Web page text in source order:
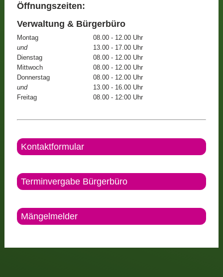
Öffnungszeiten:
Verwaltung & Bürgerbüro
Montag
08.00 - 12.00 Uhr
und
13.00 - 17.00 Uhr
Dienstag
08.00 - 12.00 Uhr
Mittwoch
08.00 - 12.00 Uhr
Donnerstag
08.00 - 12.00 Uhr
und
13.00 - 16.00 Uhr
Freitag
08.00 - 12:00 Uhr
Kontaktformular
Terminvergabe Bürgerbüro
Mängelmelder